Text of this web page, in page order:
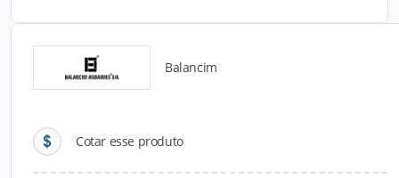
Balancim
Cotar esse produto
Detalhes do produto
Descrição do Produto